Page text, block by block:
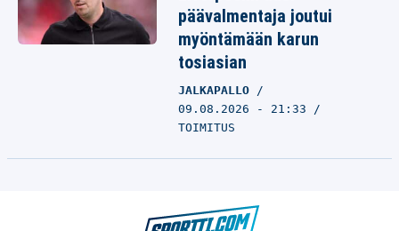
päävalmentaja joutui
myöntämään karun
tosiasian
JALKAPALLO
09.08.2026 - 21:33
TOIMITUS